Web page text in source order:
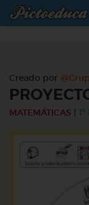
Creado por
MATEMÁTICAS